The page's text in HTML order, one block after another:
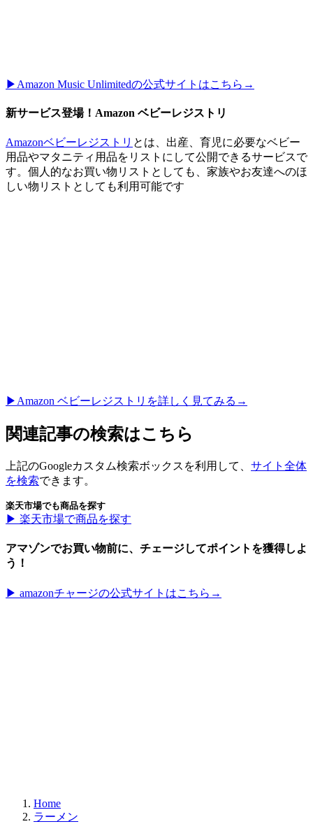
▶︎Amazon Music Unlimitedの公式サイトはこちら→
新サービス登場！Amazon ベビーレジストリ
Amazonベビーレジストリ とは、出産、育児に必要なベビー
用品やマタニティ用品をリストにして公開できるサービスで
す。個人的なお買い物リストとしても、家族やお友達へのほ
しい物リストとしても利用可能です
▶︎Amazon ベビーレジストリを詳しく見てみる→
関連記事の検索はこちら
上記のGoogleカスタム検索ボックスを利用して、 サイト全体
を検索できます。
楽天市場でも商品を探す
▶︎ 楽天市場で商品を探す
アマゾンでお買い物前に、チェージしてポイントを獲得しよ
う！
▶︎ amazonチャージの公式サイトはこちら→
Home
ラーメン